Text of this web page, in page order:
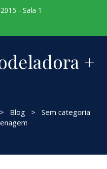
- Sala 1
+
> Blog >
Sem categoria